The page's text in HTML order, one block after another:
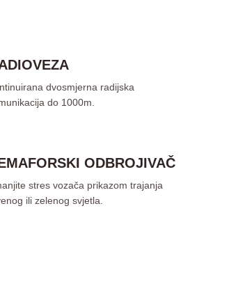
dvosmjerna radijska
do 1000m.
ODBROJIVAČ
stres vozača prikazom trajanja
ili zelenog svjetla.